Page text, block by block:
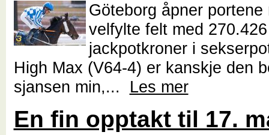
Göteborg åpner portene
velfylte felt med
jackpotkroner i
High Max (V64-4) er kanskje den
sjansen min,... Les mer
En fin opptakt til 17.